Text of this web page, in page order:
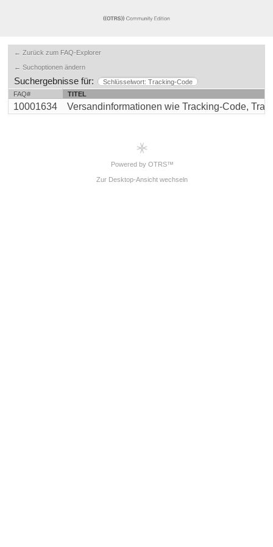
← Zurück zum FAQ-Explorer
← Suchoptionen ändern
Suchergebnisse für:
Schlüsselwort: Tracking-Code
FAQ#
TITEL
10001634 Versandinformationen wie Tracking-Code,
Powered by OTRS™
Zur Desktop-Ansicht wechseln